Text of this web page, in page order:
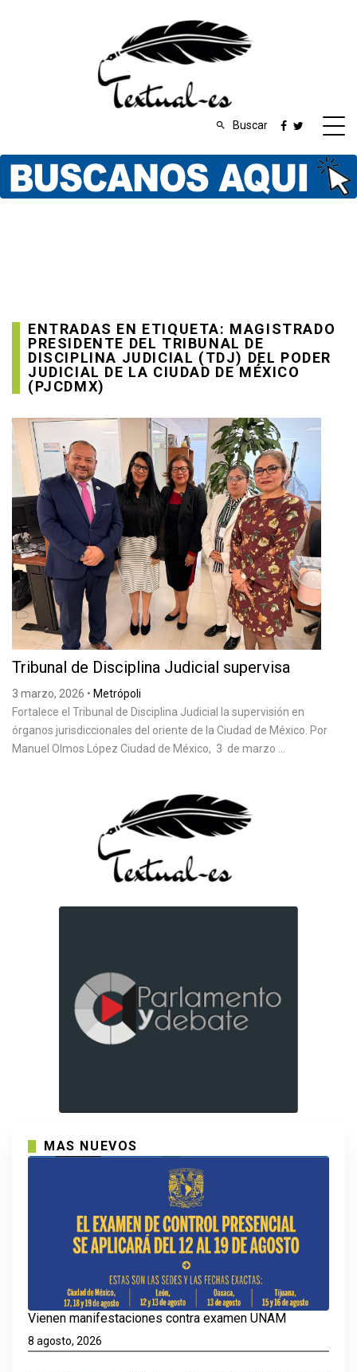
Buscar
ENTRADAS EN ETIQUETA: MAGISTRADO
PRESIDENTE DEL TRIBUNAL DE
DISCIPLINA JUDICIAL (TDJ) DEL PODER
JUDICIAL DE LA CIUDAD DE MÉXICO
(PJCDMX)
Tribunal de Disciplina Judicial supervisa
3 marzo, 2026 • Metrópoli
Fortalece el Tribunal de Disciplina Judicial la supervisión en
órganos jurisdiccionales del oriente de la Ciudad de México. Por
Manuel Olmos López Ciudad de México, 3 de marzo ...
MAS NUEVOS
Vienen manifestaciones contra examen UNAM
8 agosto, 2026